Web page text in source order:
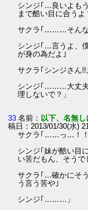
シンジ｢…良いよも
まで酷い目に合うよ
サクラ｢………そんな
シンジ｢…言うよ、
が身の為だよ｣
サクラ｢シンジさん!!
シンジ｢………大丈夫
理しないで？」
33 名前： 以下、名無
稿日：2013/01/30(水)
サクラ｢……っ…！！
シンジ｢妹が酷い目
い筈だもん、そう
サクラ｢…確かにそ
う言う筈や｣
シンジ｢………」